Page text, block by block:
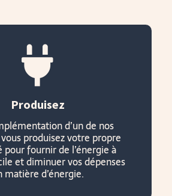

Produisez
d’un de nos
produisez votre propre
fournir de l’énergie à
et diminuer vos dépenses
matière d’énergie.